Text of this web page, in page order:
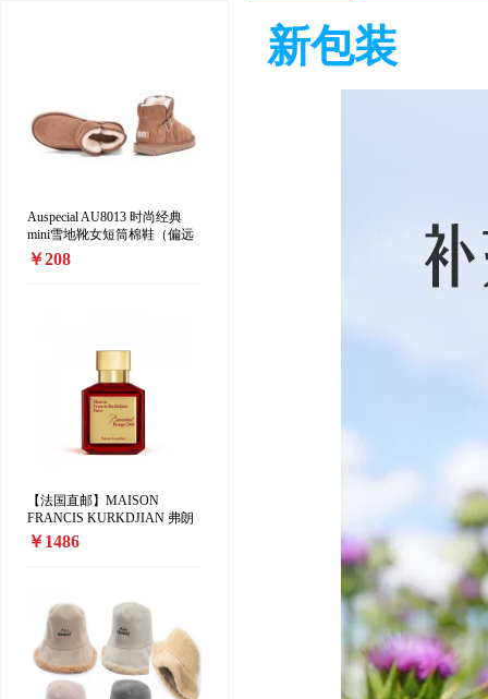
Auspecial AU8013 时尚经典
mini雪地靴女短筒棉鞋（偏远
地区加收10元/双）
￥208
【法国直邮】MAISON
FRANCIS KURKDJIAN 弗朗
西斯·库尔吉安「红色百家乐香
精版」中性香水 EDP香精35-
￥1486
新包装